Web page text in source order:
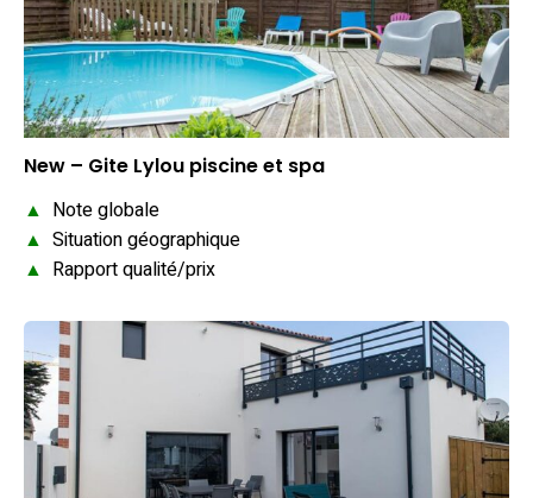
New – Gite Lylou piscine et spa
▲ Note globale
▲ Situation géographique
▲ Rapport qualité/prix